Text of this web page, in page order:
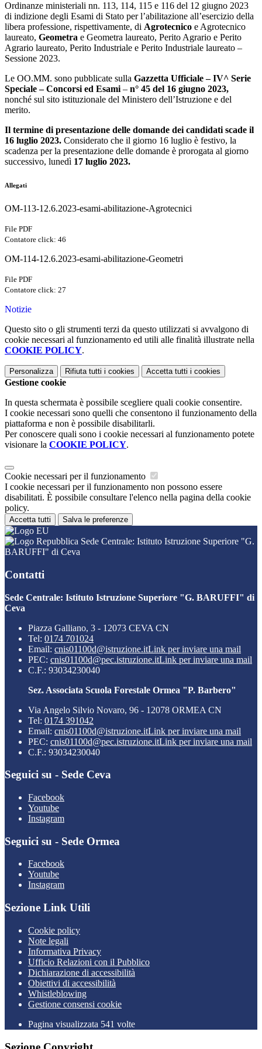
Ordinanze ministeriali nn. 113, 114, 115 e 116 del 12 giugno 2023
di indizione degli Esami di Stato per l’abilitazione all’esercizio della
libera professione, rispettivamente, di Agrotecnico e Agrotecnico
laureato, Geometra e Geometra laureato, Perito Agrario e Perito
Agrario laureato, Perito Industriale e Perito Industriale laureato –
Sessione 2023.
Le OO.MM. sono pubblicate sulla Gazzetta Ufficiale – IV^ Serie
Speciale – Concorsi ed Esami – n° 45 del 16 giugno 2023,
nonché sul sito istituzionale del Ministero dell’Istruzione e del
merito.
Il termine di presentazione delle domande dei candidati scade il
16 luglio 2023. Considerato che il giorno 16 luglio è festivo, la
scadenza per la presentazione delle domande è prorogata al giorno
successivo, lunedì 17 luglio 2023.
Allegati
OM-113-12.6.2023-esami-abilitazione-Agrotecnici
File PDF
Contatore click: 46
OM-114-12.6.2023-esami-abilitazione-Geometri
File PDF
Contatore click: 27
Notizie
Questo sito o gli strumenti terzi da questo utilizzati si avvalgono di
cookie necessari al funzionamento ed utili alle finalità illustrate nella
COOKIE POLICY.
Personalizza Rifiuta tutti i cookies Accetta tutti i cookies
Gestione cookie
In questa schermata è possibile scegliere quali cookie consentire.
I cookie necessari sono quelli che consentono il funzionamento della
piattaforma e non è possibile disabilitarli.
Per conoscere quali sono i cookie necessari al funzionamento potete
visionare la COOKIE POLICY.
Cookie necessari per il funzionamento
I cookie necessari per il funzionamento non possono essere
disabilitati. È possibile consultare l'elenco nella pagina della cookie
policy.
Accetta tutti Salva le preferenze
Sede Centrale: Istituto Istruzione Superiore "G.
BARUFFI" di Ceva
Contatti
Sede Centrale: Istituto Istruzione Superiore "G. BARUFFI" di
Ceva
Piazza Galliano, 3 - 12073 CEVA CN
Tel: 0174 701024
Email: cnis01100d@istruzione.itLink per inviare una mail
PEC: cnis01100d@pec.istruzione.itLink per inviare una mail
C.F.: 93034230040
Sez. Associata Scuola Forestale Ormea "P. Barbero"
Via Angelo Silvio Novaro, 96 - 12078 ORMEA CN
Tel: 0174 391042
Email: cnis01100d@istruzione.itLink per inviare una mail
PEC: cnis01100d@pec.istruzione.itLink per inviare una mail
C.F.: 93034230040
Seguici su - Sede Ceva
Facebook
Youtube
Instagram
Seguici su - Sede Ormea
Facebook
Youtube
Instagram
Sezione Link Utili
Cookie policy
Note legali
Informativa Privacy
Ufficio Relazioni con il Pubblico
Dichiarazione di accessibilità
Obiettivi di accessibilità
Whistleblowing
Gestione consensi cookie
Pagina visualizzata 541 volte